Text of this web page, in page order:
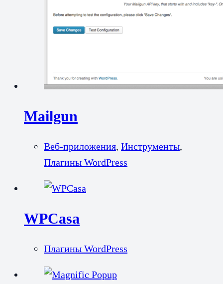
Mailgun
Веб-приложения, Инструменты,
Плагины WordPress
WPCasa
Плагины WordPress